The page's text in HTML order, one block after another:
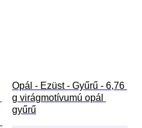
Opál - Ezüst - Gyűrű - 6,76
g virágmotívumú opál
gyűrű